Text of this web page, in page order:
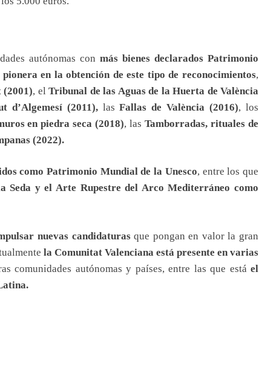
autónomas conmás bienes declarados Patrimonio
pionera en la obtención de este tipo de reconocimientos,
, el Tribunal de las Aguas de la Huerta de València
d’Algemesí (2011),lasFallas de València (2016), los
en piedra seca (2018), lasTamborradas, rituales de
(2022).
como Patrimonio Mundial de la Unesco, entre los que
Seda y el Arte Rupestre del Arco Mediterráneo como
nuevas candidaturasque pongan en valor la gran
la Comunitat Valenciana está presente en varias
comunidades autónomas y países, entre las que está el